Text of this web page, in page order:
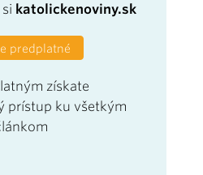
katolickenoviny.sk
predplatné
získate
prístup ku všetkým